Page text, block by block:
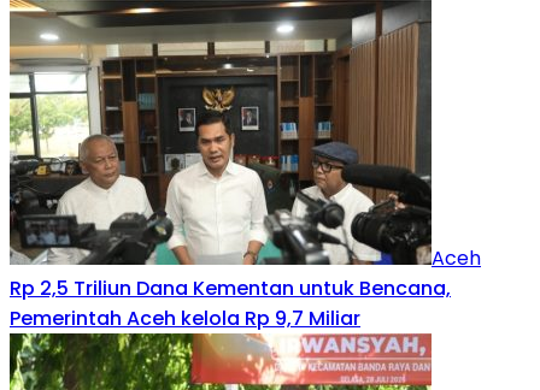
Aceh
Rp 2,5 Triliun Dana Kementan untuk Bencana,
Pemerintah Aceh kelola Rp 9,7 Miliar‎